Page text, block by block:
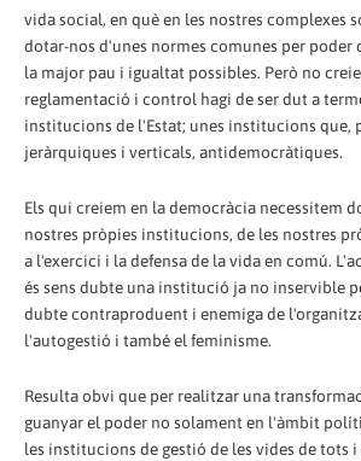
vida social, en què en les nostres complexes
dotar-nos d'unes normes comunes per poder
la major pau i igualtat possibles. Però no
reglamentació i control hagi de ser dut a
institucions de l'Estat; unes institucions que,
jeràrquiques i verticals, antidemocràtiques.
Els qui creiem en la democràcia necessitem
nostres pròpies institucions, de les nostres
a l'exercici i la defensa de la vida en comú.
és sens dubte una institució ja no inservible
dubte contraproduent i enemiga de
l'autogestió i també el feminisme.
Resulta obvi que per realitzar una
guanyar el poder no solament en l'àmbit
les institucions de gestió de les vides de tots i